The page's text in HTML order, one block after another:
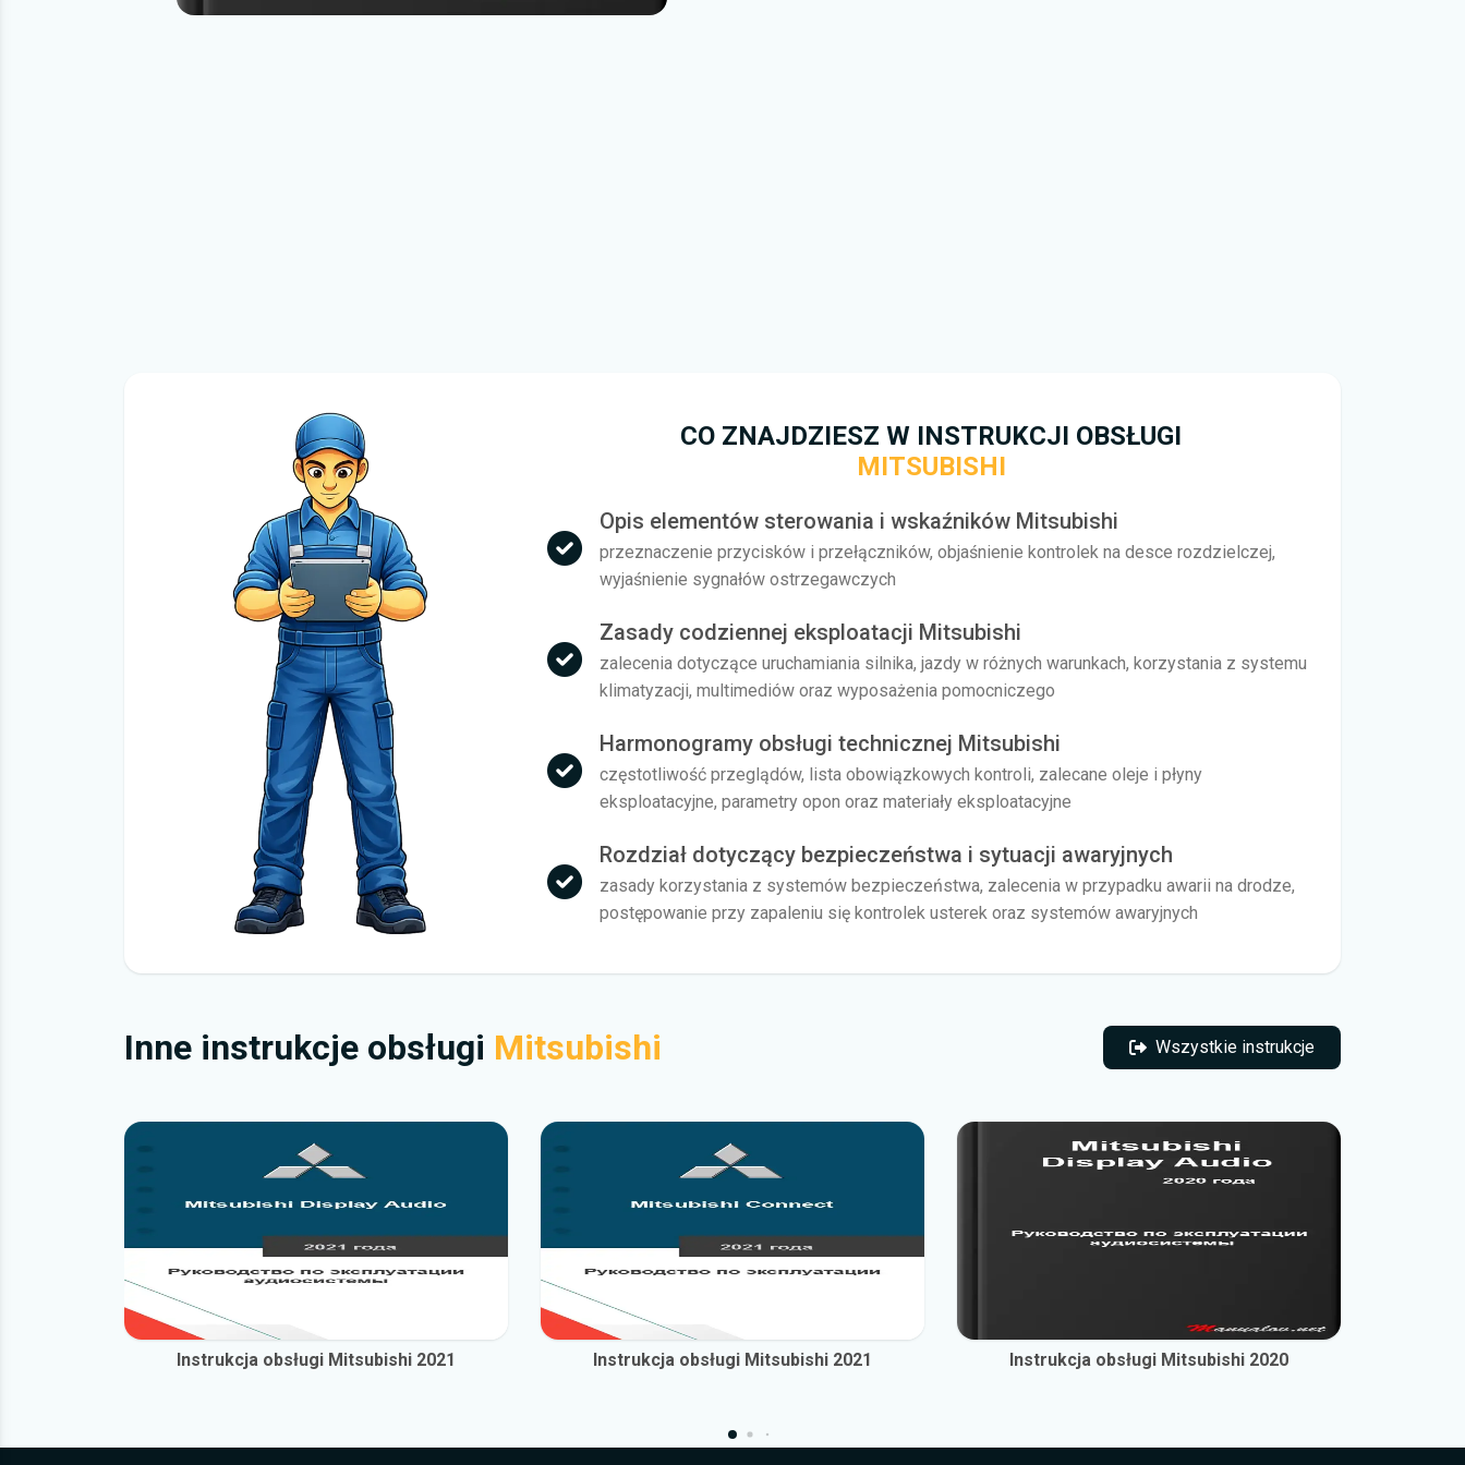
CO ZNAJDZIESZ W INSTRUKCJI OBSŁUGI
MITSUBISHI
Opis elementów sterowania i wskaźników Mitsubishi
przeznaczenie przycisków i przełączników, objaśnienie kontrolek na desce rozdzielczej,
wyjaśnienie sygnałów ostrzegawczych
Zasady codziennej eksploatacji Mitsubishi
zalecenia dotyczące uruchamiania silnika, jazdy w różnych warunkach, korzystania z systemu
klimatyzacji, multimediów oraz wyposażenia pomocniczego
Harmonogramy obsługi technicznej Mitsubishi
częstotliwość przeglądów, lista obowiązkowych kontroli, zalecane oleje i płyny
eksploatacyjne, parametry opon oraz materiały eksploatacyjne
Rozdział dotyczący bezpieczeństwa i sytuacji awaryjnych
zasady korzystania z systemów bezpieczeństwa, zalecenia w przypadku awarii na drodze,
postępowanie przy zapaleniu się kontrolek usterek oraz systemów awaryjnych
Inne instrukcje obsługi Mitsubishi Wszystkie instrukcje
Wszystkie instrukcje
Instrukcja obsługi Mitsubishi 2021 Instrukcja obsługi Mitsubishi 2021 Instrukcja obsługi Mitsubishi 2020